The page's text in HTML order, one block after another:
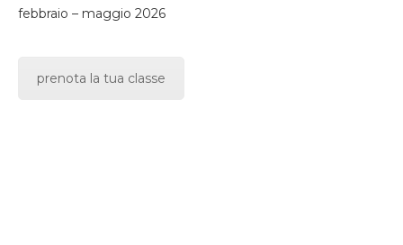
febbraio – maggio 2026
prenota la tua classe